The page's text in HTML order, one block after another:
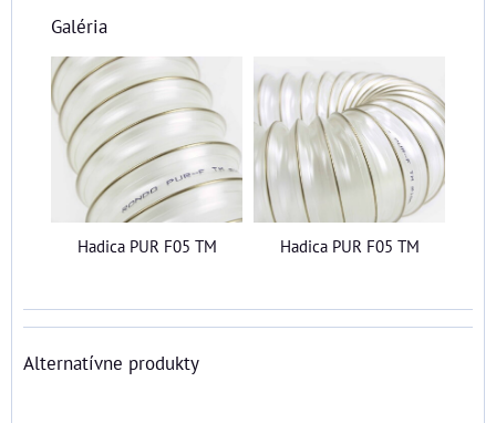
Galéria
Hadica PUR F05 TM Hadica PUR F05 TM
Alternatívne produkty